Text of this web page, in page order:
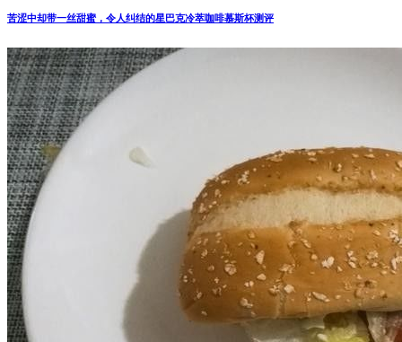
苦涩中却带一丝甜蜜，令人纠结的星巴克冷萃咖啡慕斯杯测评